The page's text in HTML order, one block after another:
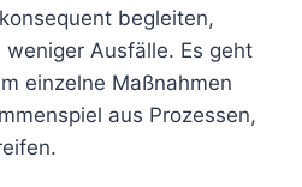
begleiten,
Ausfälle. Es geht
einzelne Maßnahmen
aus Prozessen,